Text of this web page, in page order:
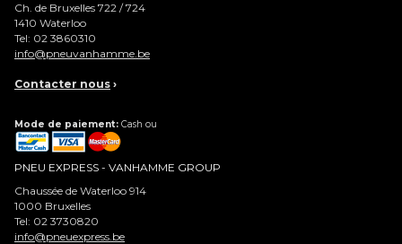
Ch. de Bruxelles 722 / 724
1410 Waterloo
Tel: 02 3860310
info@pneuvanhamme.be
Contacter nous ›
Mode de paiement: Cash ou
PNEU EXPRESS - VANHAMME GROUP
Chaussée de Waterloo 914
1000 Bruxelles
Tel: 02 3730820
info@pneuexpress.be